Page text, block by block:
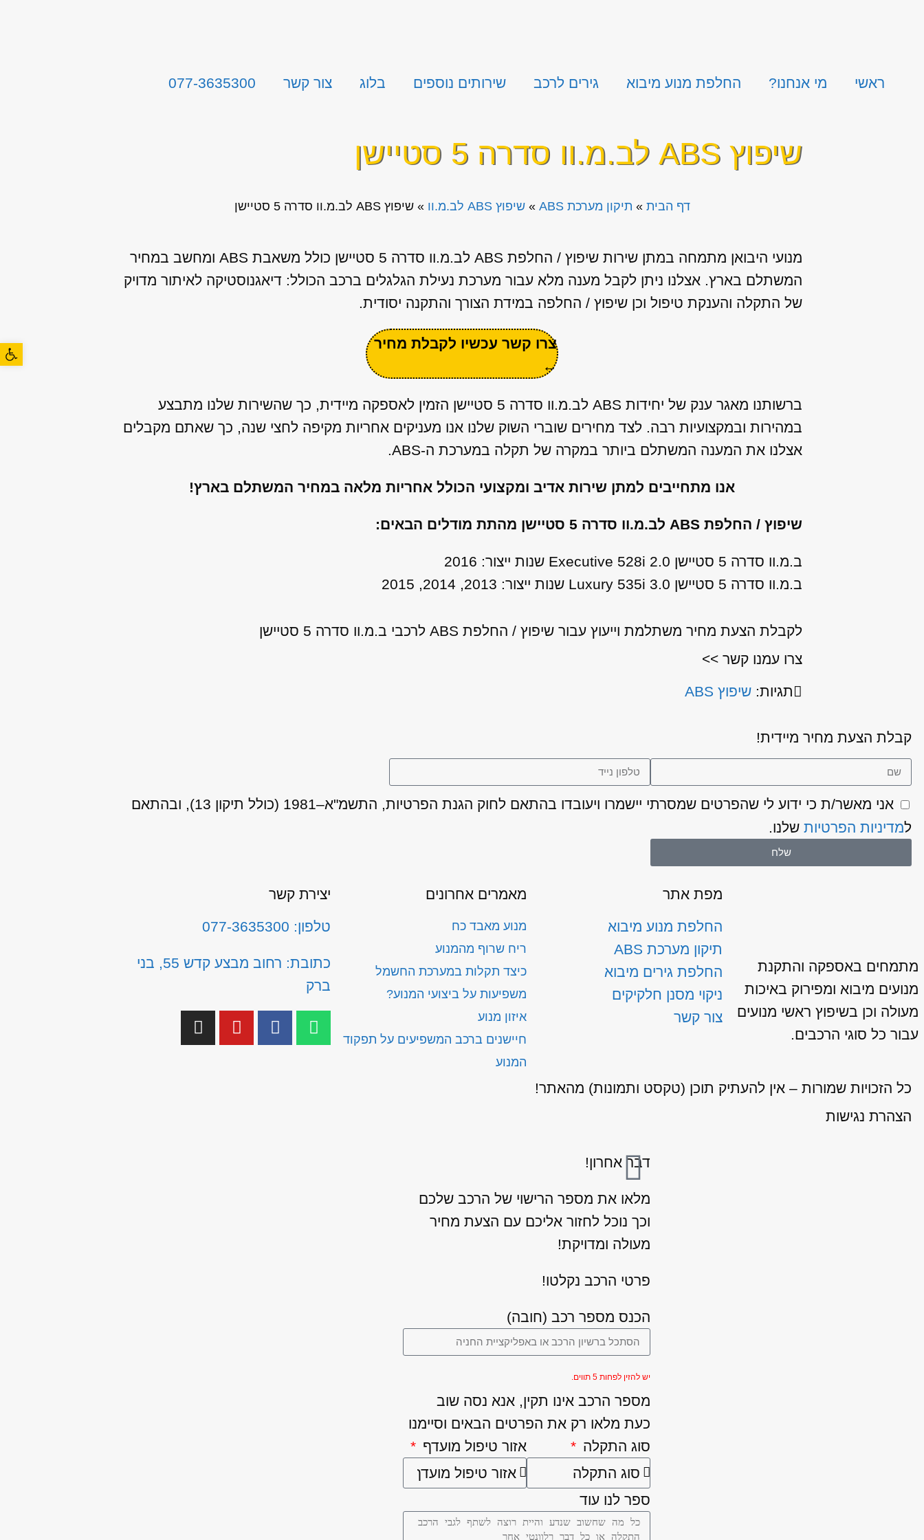
ראשי מי אנחנו? החלפת מנוע מיבוא גירים לרכב שירותים נוספים בלוג צור קשר 077-3635300
שיפוץ ABS לב.מ.וו סדרה 5 סטיישן
דף הבית » תיקון מערכת ABS »שיפוץ ABS לב.מ.וו »שיפוץ ABS לב.מ.וו סדרה 5 סטיישן
מנועי היבואן מתמחה במתן שירות שיפוץ / החלפת ABS לב.מ.וו סדרה 5 סטיישן כולל משאבת ABS ומחשב במחיר
המשתלם בארץ. אצלנו ניתן לקבל מענה מלא עבור מערכת נעילת הגלגלים ברכב הכולל: דיאגנוסטיקה לאיתור מדויק
של התקלה והענקת טיפול וכן שיפוץ / החלפה במידת הצורך והתקנה יסודית.
צרו קשר עכשיו לקבלת מחיר
←
ברשותנו מאגר ענק של יחידות ABS לב.מ.וו סדרה 5 סטיישן הזמין לאספקה מיידית, כך שהשירות שלנו מתבצע
במהירות ובמקצועיות רבה. לצד מחירים שוברי השוק שלנו אנו מעניקים אחריות מקיפה לחצי שנה, כך שאתם מקבלים
אצלנו את המענה המשתלם ביותר במקרה של תקלה במערכת ה-ABS.
אנו מתחייבים למתן שירות אדיב ומקצועי הכולל אחריות מלאה במחיר המשתלם בארץ!
שיפוץ / החלפת ABS לב.מ.וו סדרה 5 סטיישן מהתת מודלים הבאים:
ב.מ.וו סדרה 5 סטיישן 2.0 Executive 528i שנות ייצור: 2016
ב.מ.וו סדרה 5 סטיישן 3.0 Luxury 535i שנות ייצור: 2013, 2014, 2015
לקבלת הצעת מחיר משתלמת וייעוץ עבור שיפוץ / החלפת ABS לרכבי ב.מ.וו סדרה 5 סטיישן
צרו עמנו קשר >>
תגיות:שיפוץ ABS
קבלת הצעת מחיר מיידית!
אני מאשר/ת כי ידוע לי שהפרטים שמסרתי יישמרו ויעובדו בהתאם לחוק הגנת הפרטיות, התשמ"א–1981 (כולל תיקון 13), ובהתאם
למדיניות הפרטיות שלנו.
שלח
מתמחים באספקה והתקנת
מנועים מיבוא ומפירוק באיכות
מעולה וכן בשיפוץ ראשי מנועים
עבור כל סוגי הרכבים.
מפת אתר
החלפת מנוע מיבוא
תיקון מערכת ABS
החלפת גירים מיבוא
ניקוי מסנן חלקיקים
צור קשר
מאמרים אחרונים
מנוע מאבד כח
ריח שרוף מהמנוע
כיצד תקלות במערכת החשמל
משפיעות על ביצועי המנוע?
איזון מנוע
חיישנים ברכב המשפיעים על תפקוד
המנוע
יצירת קשר
טלפון: 077-3635300
כתובת: רחוב מבצע קדש 55, בני
ברק
כל הזכויות שמורות – אין להעתיק תוכן (טקסט ותמונות) מהאתר!
הצהרת נגישות
דבר אחרון!
מלאו את מספר הרישוי של הרכב שלכם
וכך נוכל לחזור אליכם עם הצעת מחיר
מעולה ומדויקת!
פרטי הרכב נקלטו!
הכנס מספר רכב (חובה)
יש להזין לפחות 5 תווים.
מספר הרכב אינו תקין, אנא נסה שוב
כעת מלאו רק את הפרטים הבאים וסיימנו
סוג התקלה
אזור טיפול מועדף
ספר לנו עוד
פתח